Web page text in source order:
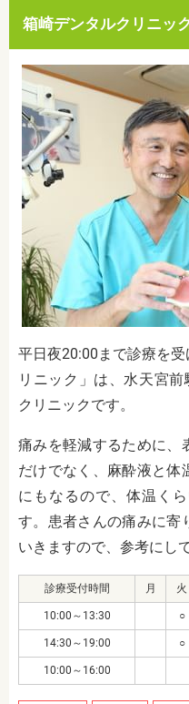
箱崎デンタルクリニッ
平日夜20:00まで診療を
リニック」は、水天宮
クリニックです。
痛みを軽減するために、
だけでなく、麻酔液と体
にもなるので、体温く
す。患者さんの痛みに寄
いきますので、参考にし
診療受付時間 月 火
10:00～13:30 ○
14:30～19:00 ○
10:00～16:00